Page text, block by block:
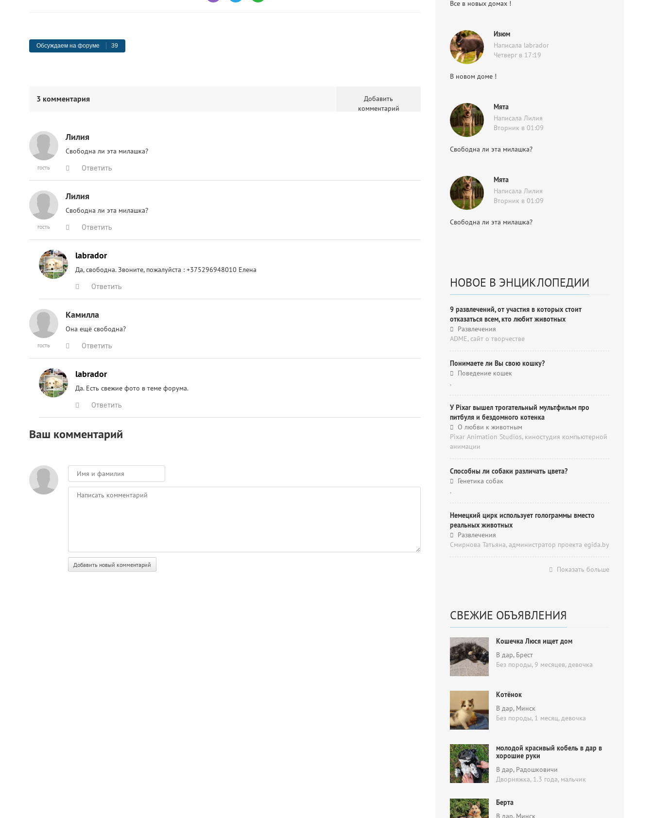
Обсуждаем на форуме 39
Добавить
комментарий
3 комментария
гость
Лилия
Свободна ли эта милашка?
Ответить
гость
Лилия
Свободна ли эта милашка?
Ответить
labrador
Да, свободна. Звоните, пожалуйста : +375296948010 Елена
Ответить
гость
Камилла
Она ещё свободна?
Ответить
labrador
Да. Есть свежие фото в теме форума.
Ответить
Ваш комментарий
Все в новых домах !
Изюм
Написала labrador
Четверг в 17:19
В новом доме !
Мята
Написала Лилия
Вторник в 01:09
Свободна ли эта милашка?
Мята
Написала Лилия
Вторник в 01:09
Свободна ли эта милашка?
НОВОЕ В ЭНЦИКЛОПЕДИИ
9 развлечений, от участия в которых стоит
отказаться всем, кто любит животных
Развлечения
ADME, cайт о творчестве
Понимаете ли Вы свою кошку?
Поведение кошек
,
У Pixar вышел трогательный мультфильм про
питбуля и бездомного котенка
О любви к животным
Pixar Animation Studios, киностудия компьютерной
анимации
Способны ли собаки различать цвета?
Генетика собак
,
Немецкий цирк использует голограммы вместо
реальных животных
Развлечения
Смирнова Татьяна, администратор проекта egida.by
Показать больше
СВЕЖИЕ ОБЪЯВЛЕНИЯ
Кошечка Люся ищет дом
В дар, Брест
Без породы, 9 месяцев,девочка
Котёнок
В дар, Минск
Без породы, 1 месяц,девочка
молодой красивый кобель в дар в
хорошие руки
В дар, Радошковичи
Дворняжка, 1.3 года, мальчик
Берта
В дар, Минск